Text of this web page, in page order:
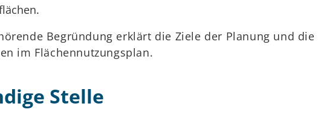
Begründung erklärt die Ziele der Planung und die
im Flächennutzungsplan.
Stelle